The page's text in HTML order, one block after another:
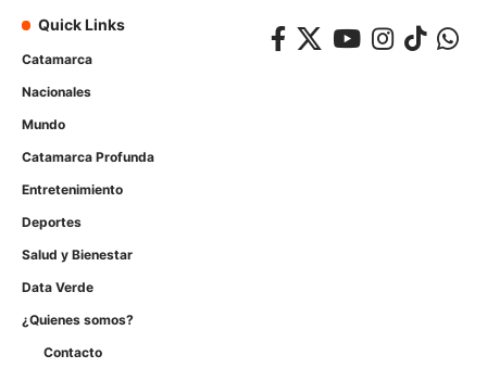
Quick Links
Catamarca
Nacionales
Mundo
Catamarca Profunda
Entretenimiento
Deportes
Salud y Bienestar
Data Verde
¿Quienes somos?
Contacto